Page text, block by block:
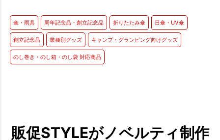
傘・雨具 周年記念品・創立記念品 折りたたみ傘 日傘・UV傘
創立記念品 業種別グッズ キャンプ・グランピング向けグッズ
のし巻き・のし箱・のし袋 対応商品
販促STYLEがノベルティ制作